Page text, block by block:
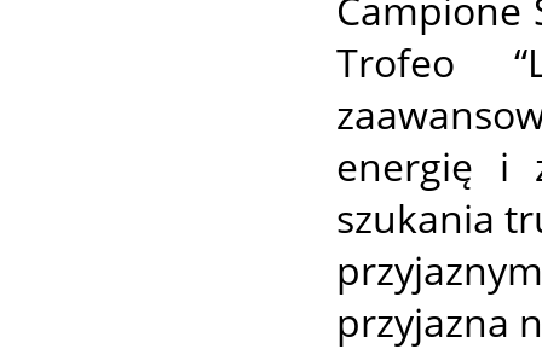
Trofeo
energię i
szukania
przyjazna